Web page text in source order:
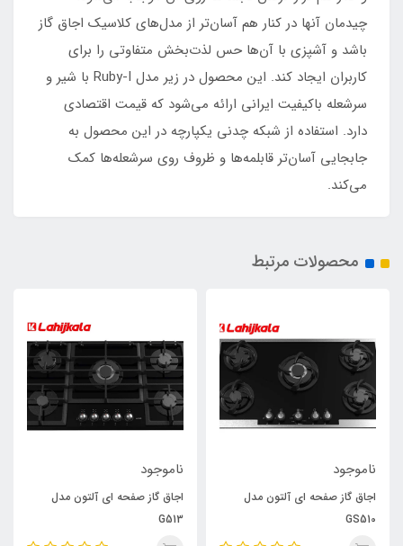
چیدمان آنها در کنار هم آسان‌تر از مدل‌های کلاسیک اجاق گاز
باشد و آشپزی با آن‌ها حس لذت‌بخش متفاوتی را برای
کاربران ایجاد کند. این محصول در زیر مدل Ruby-I با شیر و
سرشعله باکیفیت ایرانی ارائه می‌شود که قیمت اقتصادی
دارد. استفاده از شبکه چدنی یکپارچه در این محصول به
جابجایی آسان‌تر قابلمه‌ها و ظروف روی سرشعله‌ها کمک
می‌کند.
محصولات مرتبط
ناموجود
اجاق گاز صفحه ای آلتون مدل
GS510
ناموجود
اجاق گاز صفحه ای آلتون مدل
G513